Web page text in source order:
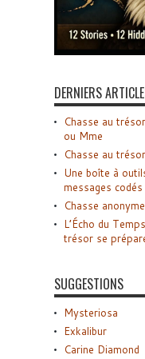
DERNIERS
Chasse au
ou Mme
Chasse au
Une boîte à
messages codés
Chasse
L’Écho du
trésor se
SUGGESTIONS
Mysteriosa
Exkalibur
Carine Diamond